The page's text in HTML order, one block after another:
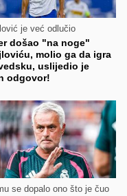
je već odlučio
došao "na noge"
molio ga da igra
uslijedio je
odgovor!
se dopalo ono što je čuo